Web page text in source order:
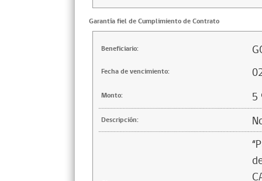
Garantía fiel de Cumplimiento de Contrato
Beneficiario:
Fecha de vencimiento:
Monto: 5
Descripción: